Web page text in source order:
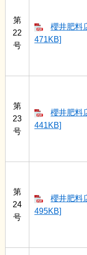
第
22
号
櫻井肥料
471KB]
第
23
号
櫻井肥料
441KB]
第
24
号
櫻井肥料
495KB]